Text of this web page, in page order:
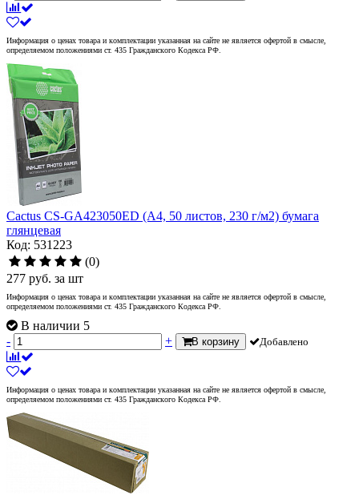
Информация о ценах товара и комплектации указанная на сайте не является офертой в смысле,
определяемом положениями ст. 435 Гражданского Кодекса РФ.
Cactus CS-GA423050ED (A4, 50 листов, 230 г/м2) бумага
глянцевая
Код: 531223
(0)
277 руб. за шт
Информация о ценах товара и комплектации указанная на сайте не является офертой в смысле,
определяемом положениями ст. 435 Гражданского Кодекса РФ.
В наличии 5
-
+ В корзину Добавлено
Информация о ценах товара и комплектации указанная на сайте не является офертой в смысле,
определяемом положениями ст. 435 Гражданского Кодекса РФ.